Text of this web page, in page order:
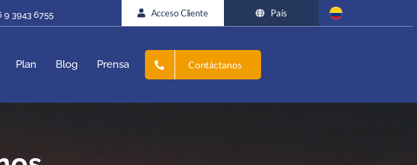
9 3943 6755 Acceso Cliente País
Plan Blog Prensa Contáctanos